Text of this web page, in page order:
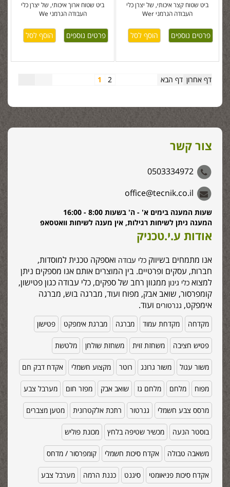
ביט שטוח ארוך איכותי, של יצרן כלי
העבודה הגרמני We
פרטים נוספים
ביט שטוח קצר איכותי, של יצרן כלי
העבודה הגרמני Wer
פרטים נוספים
1 2 דף הבא דף אחרון
צור קשר
0503334972
office@tecnik.co.il
שעות המענה בימים א' - ה' בשעות 8:00 - 16:00
המענה ניתן לשיחות רגילות, אין מענה לשיחות וואטסאפ
אודות ע.י.טכניק
אנו מתמחים בשיווק כלי עבודה ואספקה טכנית למוסדות,
חברות, עסקים ופרטיים. בין המוצרים אותם אנו מספקים ניתן
למצוא כלי גינון ממגוון רחב של ספקים, כלי עבודה כגון פטישון,
קומפרסור, שואב אבק, מפוח ועוד, מברגה בוש, מברגה
אימפקט, גנרטורים ועוד.
מקדחה מקדחת עמוד מברגה מברגת אימפקט פטישון
פטיש חציבה משחזת זוית משחזת שולחן מלטשת
משור עגול משור גרונג רוטר מקצוע חשמלי אקדח דבק חם
מפוח מלחם מלחם גז שואב אבק מפזר חום מערבל צבע
מרסס צבע חשמלי גנרטור רתכת אלקטרונית מטען מצברים
בוסטר הנעה מכשיר שטיפה בלחץ מכונת פוליש
משאבה טבולה אקדח סיכות חשמלי קומפרסור / מדחס
אקדח סיכות פניאומטי סיגנט כננת הרמה מערבל צבע